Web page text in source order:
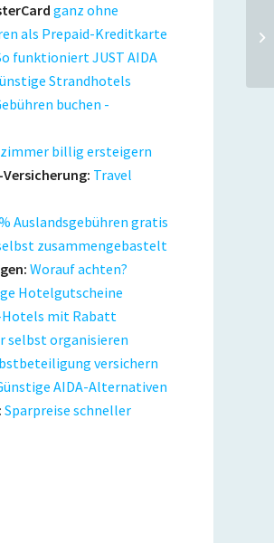
ganz ohne
als Prepaid-Kreditkarte
funktioniert JUST AIDA
Strandhotels
buchen -
billig ersteigern
Travel
Auslandsgebühren gratis
zusammengebastelt
Worauf achten?
Hotelgutscheine
mit Rabatt
selbst organisieren
versichern
AIDA-Alternativen
Sparpreise schneller